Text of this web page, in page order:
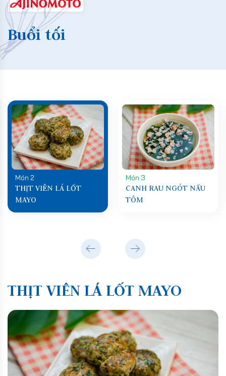
Buổi tối
Món 2
THỊT VIÊN LÁ LỐT
MAYO
Món 3
CANH RAU NGÓT NẤU
TÔM
THỊT VIÊN LÁ LỐT MAYO